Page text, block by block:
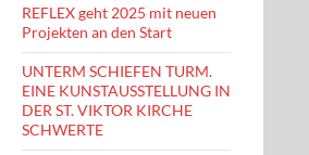
REFLEX geht 2025 mit neuen
Projekten an den Start
UNTERM SCHIEFEN TURM.
EINE KUNSTAUSSTELLUNG IN
DER ST. VIKTOR KIRCHE
SCHWERTE